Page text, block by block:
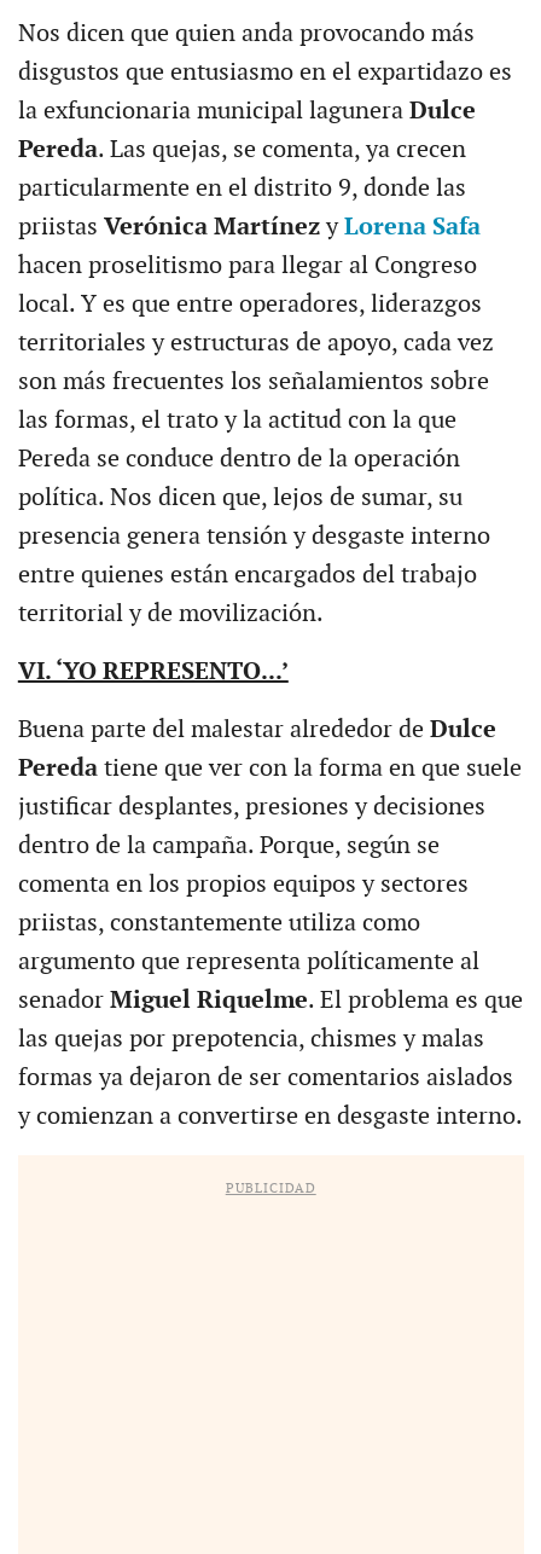
Nos dicen que quien anda provocando más
disgustos que entusiasmo en el expartidazo es
la exfuncionaria municipal lagunera Dulce
Pereda. Las quejas, se comenta, ya crecen
particularmente en el distrito 9, donde las
priistas Verónica MartínezyLorena Safa
hacen proselitismo para llegar al Congreso
local. Y es que entre operadores, liderazgos
territoriales y estructuras de apoyo, cada vez
son más frecuentes los señalamientos sobre
las formas, el trato y la actitud con la que
Pereda se conduce dentro de la operación
política. Nos dicen que, lejos de sumar, su
presencia genera tensión y desgaste interno
entre quienes están encargados del trabajo
territorial y de movilización.
VI. ‘YO REPRESENTO...’
Buena parte del malestar alrededor de Dulce
Peredatiene que ver con la forma en que suele
justificar desplantes, presiones y decisiones
dentro de la campaña. Porque, según se
comenta en los propios equipos y sectores
priistas, constantemente utiliza como
argumento que representa políticamente al
senador Miguel Riquelme. El problema es que
las quejas por prepotencia, chismes y malas
formas ya dejaron de ser comentarios aislados
y comienzan a convertirse en desgaste interno.
PUBLICIDAD